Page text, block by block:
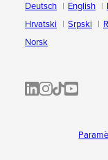
Deutsch English
Hrvatski
Srpski
Norsk
ALL-INKL.COM |
ALL-INKL.COM •
ALL-